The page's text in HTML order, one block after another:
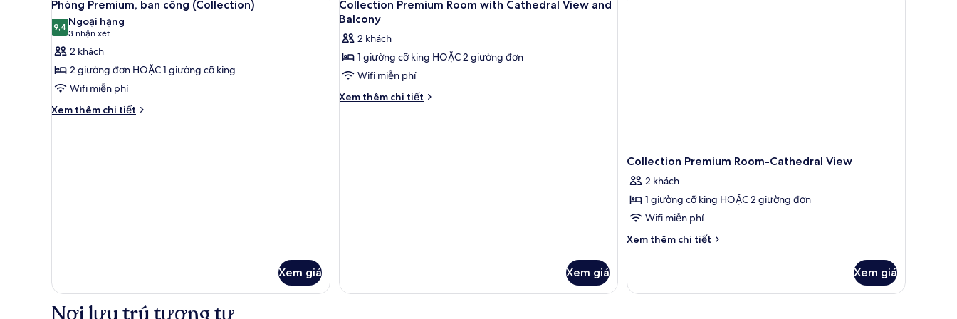
(Collection)
tất
cả
ảnh
Phòng
Premium,
ban
công
Phòng Premium, ban công (Collection)
9,49,4 trên 10
Ngoại hạng
3 nhận xét
(3
nhận
xét)
2 khách
2 giường đơn HOẶC 1 giường cỡ king
Wifi miễn phí
Xem thêm chi tiết
Chi
Xem giá
tất
cả
ảnh
Collection
Premium
Room
Collection Premium Room with Cathedral View and
Balcony
2 khách
1 giường cỡ king HOẶC 2 giường đơn
Wifi miễn phí
Xem thêm chi tiết
Chi
Xem giá
Collection Premium Room-Cathedral View
2 khách
1 giường cỡ king HOẶC 2 giường đơn
Wifi miễn phí
Xem thêm chi tiết
Chi
Collection
Xem giá